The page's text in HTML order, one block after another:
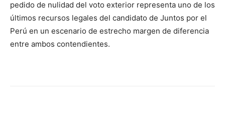
pedido de nulidad del voto exterior representa uno de los
últimos recursos legales del candidato de Juntos por el
Perú en un escenario de estrecho margen de diferencia
entre ambos contendientes.